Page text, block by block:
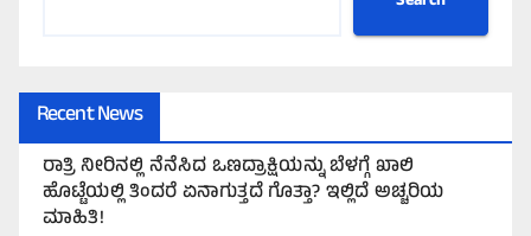
Recent News
ರಾತ್ರಿ ನೀರಿನಲ್ಲಿ ನೆನೆಸಿದ ಒಣದ್ರಾಕ್ಷಿಯನ್ನು ಬೆಳಗ್ಗೆ ಖಾಲಿ
ಹೊಟ್ಟೆಯಲ್ಲಿ ತಿಂದರೆ ಏನಾಗುತ್ತದೆ ಗೊತ್ತಾ? ಇಲ್ಲಿದೆ ಅಚ್ಚರಿಯ
ಮಾಹಿತಿ!